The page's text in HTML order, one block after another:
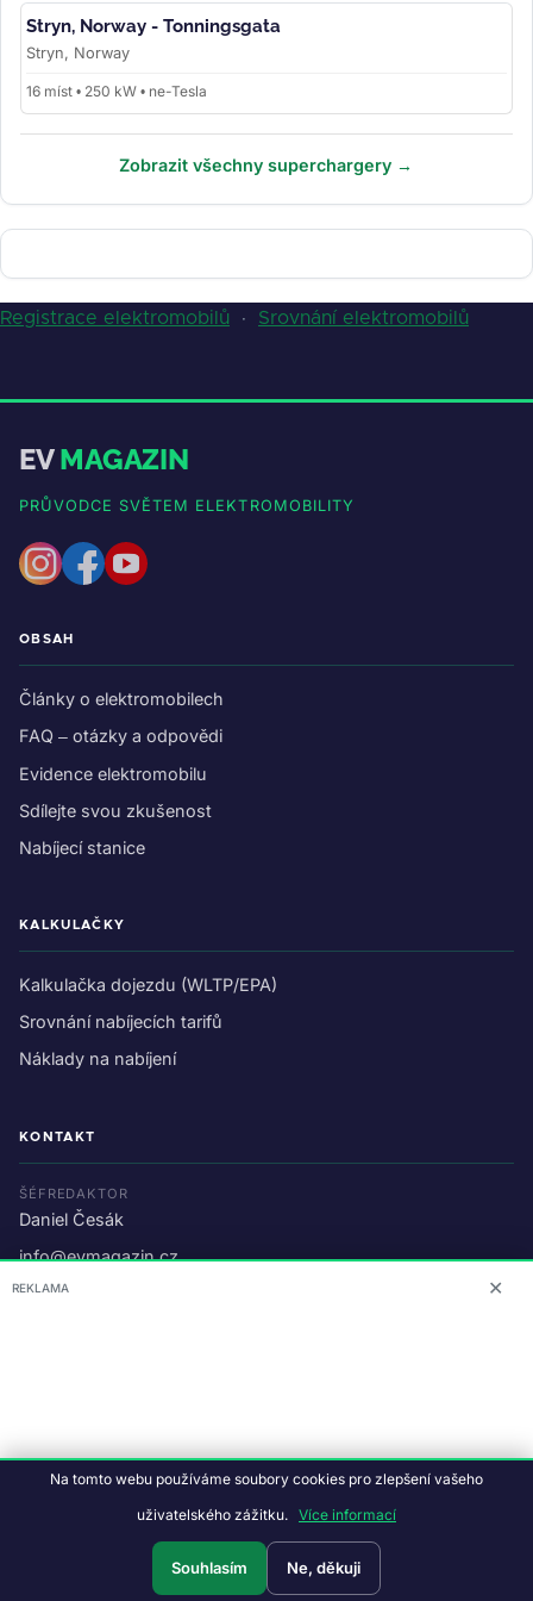
Stryn, Norway - Tonningsgata
Stryn, Norway
16 míst • 250 kW • ne-Tesla
Zobrazit všechny superchargery →
Registrace elektromobilů · Srovnání elektromobilů
EVMAGAZIN
PRŮVODCE SVĚTEM ELEKTROMOBILITY
OBSAH
Články o elektromobilech
FAQ – otázky a odpovědi
Evidence elektromobilu
Sdílejte svou zkušenost
Nabíjecí stanice
KALKULAČKY
Kalkulačka dojezdu (WLTP/EPA)
Srovnání nabíjecích tarifů
Náklady na nabíjení
KONTAKT
ŠÉFREDAKTOR
Daniel Česák
info@evmagazin.cz
O nás
© 2026 EV Magazin.Podmínky a ochrana dat.
Studiografix
REKLAMA ✕
Na tomto webu používáme soubory cookies pro zlepšení vašeho
uživatelského zážitku. Více informací
Souhlasím Ne, děkuji